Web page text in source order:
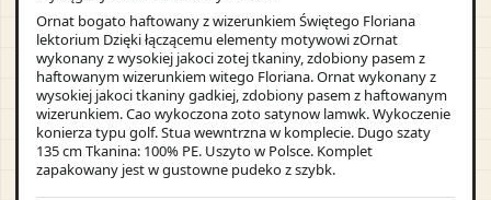
Ornat bogato haftowany z wizerunkiem Świętego Floriana
lektorium Dzięki łączącemu elementy motywowi zOrnat
wykonany z wysokiej jakoci zotej tkaniny, zdobiony pasem z
haftowanym wizerunkiem witego Floriana. Ornat wykonany z
wysokiej jakoci tkaniny gadkiej, zdobiony pasem z haftowanym
wizerunkiem. Cao wykoczona zoto satynow lamwk. Wykoczenie
konierza typu golf. Stua wewntrzna w komplecie. Dugo szaty
135 cm Tkanina: 100% PE. Uszyto w Polsce. Komplet
zapakowany jest w gustowne pudeko z szybk.